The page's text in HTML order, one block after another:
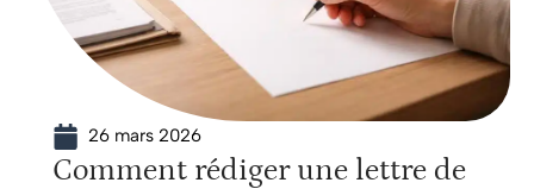
26 mars 2026
Comment rédiger une lettre de